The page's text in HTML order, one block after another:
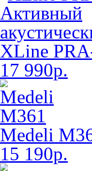
XLine
17 990р.
Medeli
15 190р.